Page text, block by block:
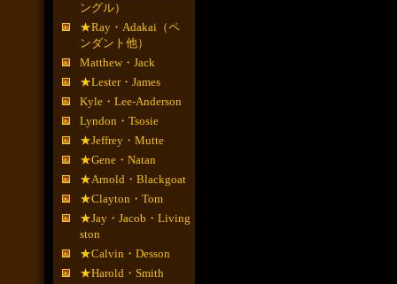
ングル）
★Ray・Adakai（ペ
ンダント他）
Matthew・Jack
★Lester・James
Kyle・Lee-Anderson
Lyndon・Tsosie
★Jeffrey・Mutte
★Gene・Natan
★Arnold・Blackgoat
★Clayton・Tom
★Jay・Jacob・Living
ston
★Calvin・Desson
★Harold・Smith